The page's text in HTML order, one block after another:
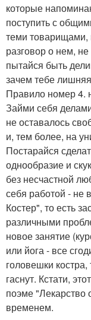
которые
поступить с
теми товарищами,
разговор о нем,
пытайся быть
зачем тебе
Правило номер 4.
Займи себя
не оставалось
и, тем более, на
Постарайся
однообразие и
без несчастной
себя работой - не
Костер", то есть
различными
новое занятие
или йога - все
головешки
гаснут. Кстати,
поэме "Лекарство
временем.